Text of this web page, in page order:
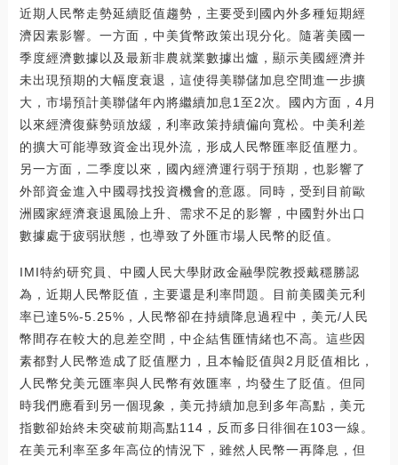
近期人民幣走勢延續貶值趨勢，主要受到國內外多種短期經
濟因素影響。一方面，中美貨幣政策出現分化。隨著美國一
季度經濟數據以及最新非農就業數據出爐，顯示美國經濟并
未出現預期的大幅度衰退，這使得美聯儲加息空間進一步擴
大，市場預計美聯儲年內將繼續加息1至2次。國內方面，4月
以來經濟復蘇勢頭放緩，利率政策持續偏向寬松。中美利差
的擴大可能導致資金出現外流，形成人民幣匯率貶值壓力。
另一方面，二季度以來，國內經濟運行弱于預期，也影響了
外部資金進入中國尋找投資機會的意愿。同時，受到目前歐
洲國家經濟衰退風險上升、需求不足的影響，中國對外出口
數據處于疲弱狀態，也導致了外匯市場人民幣的貶值。
IMI特約研究員、中國人民大學財政金融學院教授戴穩勝認
為，近期人民幣貶值，主要還是利率問題。目前美國美元利
率已達5%-5.25%，人民幣卻在持續降息過程中，美元/人民
幣間存在較大的息差空間，中企結售匯情緒也不高。這些因
素都對人民幣造成了貶值壓力，且本輪貶值與2月貶值相比，
人民幣兌美元匯率與人民幣有效匯率，均發生了貶值。但同
時我們應看到另一個現象，美元持續加息到多年高點，美元
指數卻始終未突破前期高點114，反而多日徘徊在103一線。
在美元利率至多年高位的情況下，雖然人民幣一再降息，但